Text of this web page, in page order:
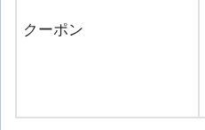
クーポン